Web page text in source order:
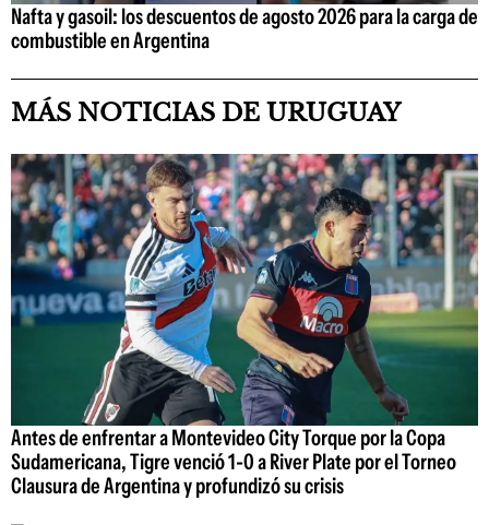
Nafta y gasoil: los descuentos de agosto 2026 para la carga de
combustible en Argentina
MÁS NOTICIAS DE URUGUAY
Antes de enfrentar a Montevideo City Torque por la Copa
Sudamericana, Tigre venció 1-0 a River Plate por el Torneo
Clausura de Argentina y profundizó su crisis